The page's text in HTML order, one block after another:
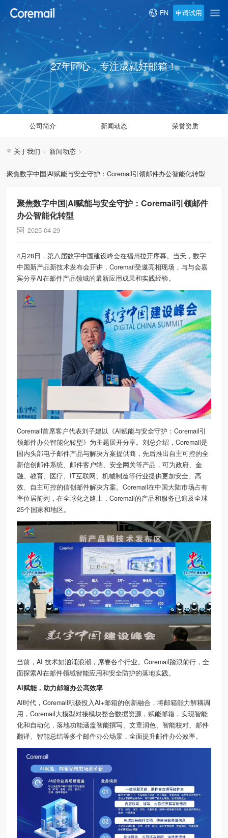
EN 申请试用
27年匠心，专注成就好邮箱！
公司简介 新闻动态 荣誉资质
关于我们 新闻动态
聚焦数字中国|AI赋能与安全守护：Coremail引领邮件办公智能化转型
聚焦数字中国|AI赋能与安全守护：Coremail引领邮件
办公智能化转型
2025-04-29
4月28日，第八届数字中国建设峰会在福州拉开序幕。当天，数字
中国新产品新技术发布会开讲，Coremail受邀亮相现场，与与会嘉
宾分享AI在邮件产品领域的最新应用成果和实践经验。
Coremail首席客户代表刘子建以《AI赋能与安全守护：Coremail引
领邮件办公智能化转型》为主题展开分享。刘总介绍，Coremail是
国内头部电子邮件产品与解决方案提供商，先后推出自主可控的全
新信创邮件系统 、邮件客户端、安全网关等产品，可为政府、金
融、教育、医疗、IT互联网、机械制造等行业提供更加安全、高
效、自主可控的信创邮件解决方案。Coremail在中国大陆市场占有
率位居前列，在全球化之路上，Coremail的产品和服务已遍及全球
25个国家和地区。
当前，AI 技术如汹涌浪潮，席卷各个行业。Coremail踏浪前行，全
面探索AI在邮件领域智能应用和安全防护的落地实践。
AI赋能，助力邮箱办公高效率
AI时代，Coremail积极投入AI+邮箱的创新融合，将邮箱能力解耦调
用，Coremail大模型对接模块整合数据资源，赋能邮箱，实现智能
化和自动化，落地功能涵盖智能撰写、文章润色、智能校对、邮件
翻译、智能总结等多个邮件办公场景，全面提升邮件办公效率。